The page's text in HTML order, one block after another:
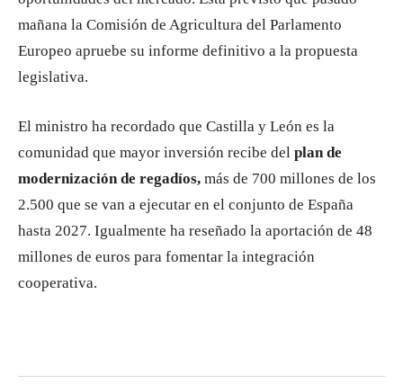
mañana la Comisión de Agricultura del Parlamento
Europeo apruebe su informe definitivo a la propuesta
legislativa.
El ministro ha recordado que Castilla y León es la
comunidad que mayor inversión recibe del plan de
modernización de regadíos, más de 700 millones de los
2.500 que se van a ejecutar en el conjunto de España
hasta 2027. Igualmente ha reseñado la aportación de 48
millones de euros para fomentar la integración
cooperativa.